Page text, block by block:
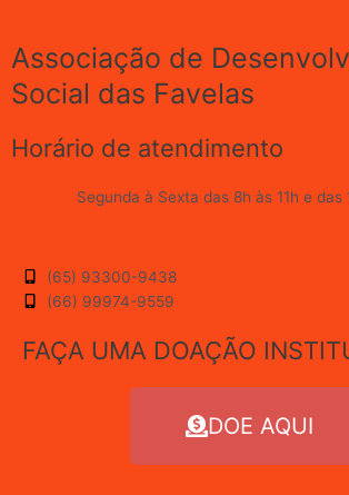
Associação de
Social das Favelas
Horário de atendimento
Segunda à Sexta das 8h às 11h e das
(65) 93300-9438
(66) 99974-9559
FAÇA UMA DOAÇÃO
DOE AQUI